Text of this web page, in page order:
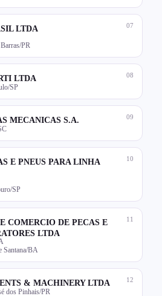
07
LTDA
PR
08
LTDA
SP
09
MECANICAS S.A.
10
E PNEUS PARA LINHA
SP
11
COMERCIO DE PECAS E
LTDA
Santana/BA
12
& MACHINERY LTDA
dos Pinhais/PR